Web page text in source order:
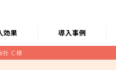
効果 導入事例
社 Ｃ様